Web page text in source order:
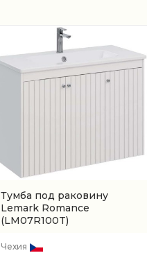
Тумба под раковину
Lemark Romance
(LM07R100T)
Чехия